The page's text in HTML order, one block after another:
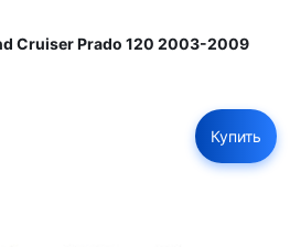
Cruiser Prado 120 2003-2009
Купить